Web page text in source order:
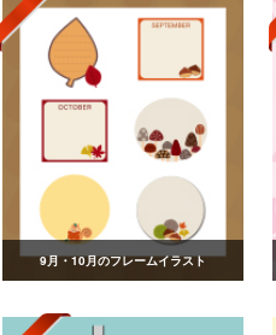
9月・10月のフレームイラスト